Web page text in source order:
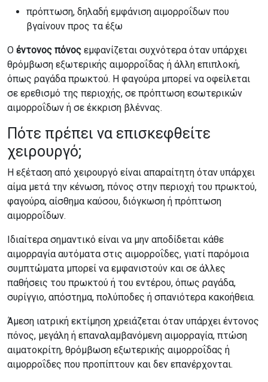
πρόπτωση, δηλαδή εμφάνιση αιμορροΐδων που
βγαίνουν προς τα έξω
Ο έντονος πόνος εμφανίζεται συχνότερα όταν υπάρχει
θρόμβωση εξωτερικής αιμορροΐδας ή άλλη επιπλοκή,
όπως ραγάδα πρωκτού. Η φαγούρα μπορεί να οφείλεται
σε ερεθισμό της περιοχής, σε πρόπτωση εσωτερικών
αιμορροΐδων ή σε έκκριση βλέννας.
Πότε πρέπει να επισκεφθείτε
χειρουργό;
Η εξέταση από χειρουργό είναι απαραίτητη όταν υπάρχει
αίμα μετά την κένωση, πόνος στην περιοχή του πρωκτού,
φαγούρα, αίσθημα καύσου, διόγκωση ή πρόπτωση
αιμορροΐδων.
Ιδιαίτερα σημαντικό είναι να μην αποδίδεται κάθε
αιμορραγία αυτόματα στις αιμορροΐδες, γιατί παρόμοια
συμπτώματα μπορεί να εμφανιστούν και σε άλλες
παθήσεις του πρωκτού ή του εντέρου, όπως ραγάδα,
συρίγγιο, απόστημα, πολύποδες ή σπανιότερα κακοήθεια.
Άμεση ιατρική εκτίμηση χρειάζεται όταν υπάρχει έντονος
πόνος, μεγάλη ή επαναλαμβανόμενη αιμορραγία, πτώση
αιματοκρίτη, θρόμβωση εξωτερικής αιμορροΐδας ή
αιμορροΐδες που προπίπτουν και δεν επανέρχονται.